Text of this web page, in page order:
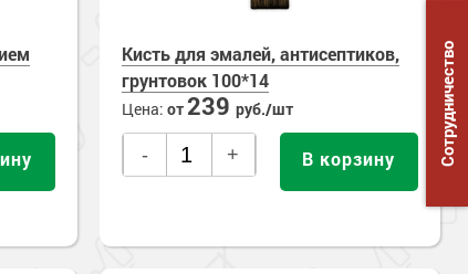
Кисть для эмалей, антисептиков,
грунтовок 100*14
Цена: от239 руб./шт
- + В корзину Сотрудничество